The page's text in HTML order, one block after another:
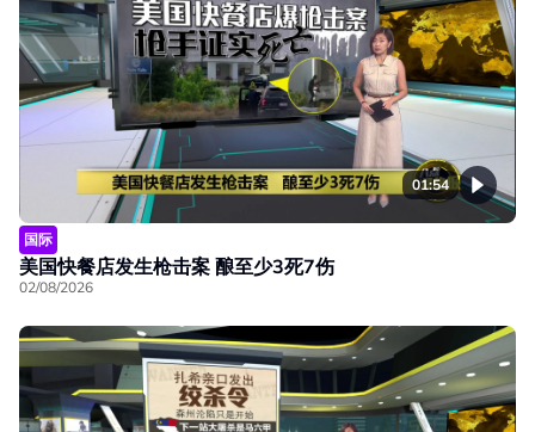
01:54
国际
美国快餐店发生枪击案 酿至少3死7伤
02/08/2026